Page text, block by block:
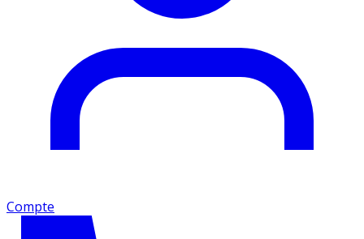
Compte